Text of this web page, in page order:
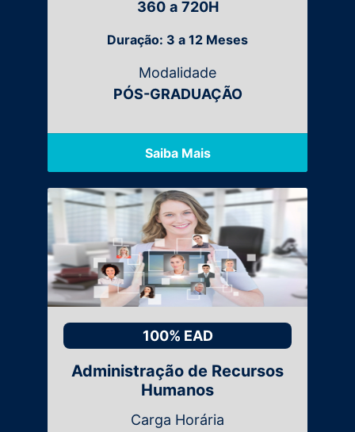
360 a 720H
Duração: 3 a 12 Meses
Modalidade
PÓS-GRADUAÇÃO
Saiba Mais
100% EAD
Administração de Recursos
Humanos
Carga Horária